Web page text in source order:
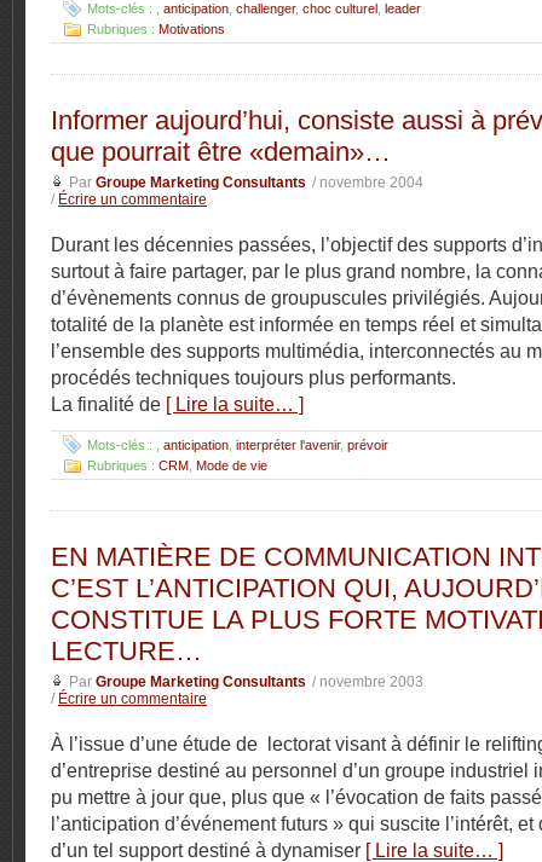
Mots-clés : anticipation challenger, choc culturel leader
Rubriques : Motivations
Informer aujourd’hui, consiste aussi à
que pourrait être «demain»…
Par Groupe Marketing Consultants / novembre 2004
/ Écrire un commentaire
Durant les décennies passées, l’objectif des supports
surtout à faire partager, par le plus grand nombre, la
d’évènements connus de groupuscules privilégiés.
totalité de la planète est informée en temps réel et
l’ensemble des supports multimédia, interconnectés au
procédés techniques toujours plus performants.
La finalité de [ Lire la suite… ]
Mots-clés : anticipation interpréter l'avenir, prévoir
Rubriques : CRM Mode de vie
EN MATIÈRE DE COMMUNICATION
C’EST L’ANTICIPATION QUI,
CONSTITUE LA PLUS FORTE
LECTURE…
Par Groupe Marketing Consultants / novembre 2003
/ Écrire un commentaire
À l’issue d’une étude de lectorat visant à définir le
d’entreprise destiné au personnel d’un groupe industriel
pu mettre à jour que, plus que « l’évocation de faits
l’anticipation d’événement futurs » qui suscite l’intérêt,
d’un tel support destiné à dynamiser [ Lire la suite… ]